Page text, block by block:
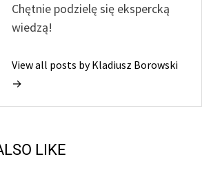
Chętnie podzielę się ekspercką
wiedzą!
View all posts by Kladiusz Borowski
→
LIKE